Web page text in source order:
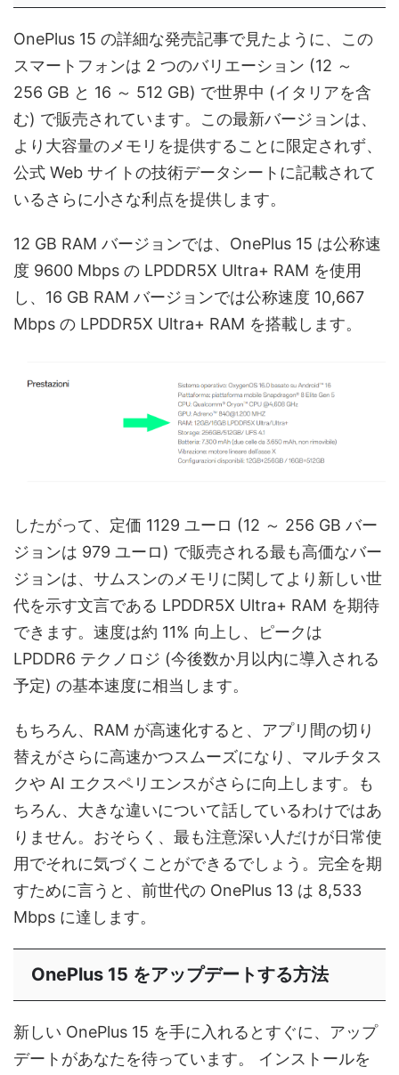
OnePlus 15 の詳細な発売記事で見たように、この
スマートフォンは 2 つのバリエーション (12 ～
256 GB と 16 ～ 512 GB) で世界中 (イタリアを含
む) で販売されています。この最新バージョンは、
より大容量のメモリを提供することに限定されず、
公式 Web サイトの技術データシートに記載されて
いるさらに小さな利点を提供します。
12 GB RAM バージョンでは、OnePlus 15 は公称速
度 9600 Mbps の LPDDR5X Ultra+ RAM を使用
し、16 GB RAM バージョンでは公称速度 10,667
Mbps の LPDDR5X Ultra+ RAM を搭載します。
したがって、定価 1129 ユーロ (12 ～ 256 GB バー
ジョンは 979 ユーロ) で販売される最も高価なバー
ジョンは、サムスンのメモリに関してより新しい世
代を示す文言である LPDDR5X Ultra+ RAM を期待
できます。速度は約 11% 向上し、ピークは
LPDDR6 テクノロジ (今後数か月以内に導入される
予定) の基本速度に相当します。
もちろん、RAM が高速化すると、アプリ間の切り
替えがさらに高速かつスムーズになり、マルチタス
クや AI エクスペリエンスがさらに向上します。も
ちろん、大きな違いについて話しているわけではあ
りません。おそらく、最も注意深い人だけが日常使
用でそれに気づくことができるでしょう。完全を期
すために言うと、前世代の OnePlus 13 は 8,533
Mbps に達します。
OnePlus 15 をアップデートする方法
新しい OnePlus 15 を手に入れるとすぐに、アップ
デートがあなたを待っています。 インストールを